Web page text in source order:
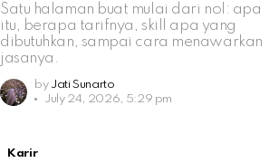
Satu halaman buat mulai dari nol: apa
itu, berapa tarifnya, skill apa yang
dibutuhkan, sampai cara menawarkan
jasanya.
by Jati Sunarto
July 24, 2026, 5:29 pm
Karir